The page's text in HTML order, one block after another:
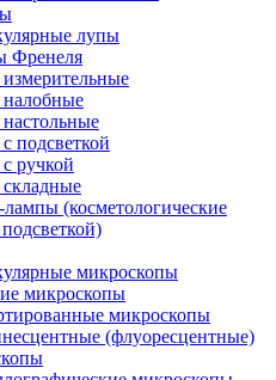
лупы
Френеля
подсветкой
ручкой
(косметологические
микроскопы
микроскопы
микроскопы
(флуоресцентные)